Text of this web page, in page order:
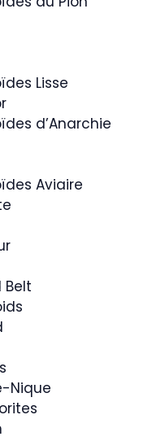
Lisse
d’Anarchie
Aviaire
Belt
Nique